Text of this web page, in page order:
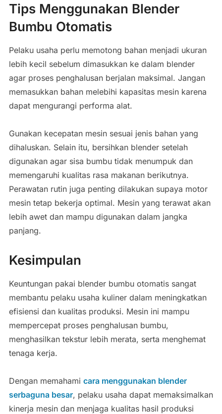
Tips Menggunakan Blender
Bumbu Otomatis
Pelaku usaha perlu memotong bahan menjadi ukuran
lebih kecil sebelum dimasukkan ke dalam blender
agar proses penghalusan berjalan maksimal. Jangan
memasukkan bahan melebihi kapasitas mesin karena
dapat mengurangi performa alat.
Gunakan kecepatan mesin sesuai jenis bahan yang
dihaluskan. Selain itu, bersihkan blender setelah
digunakan agar sisa bumbu tidak menumpuk dan
memengaruhi kualitas rasa makanan berikutnya.
Perawatan rutin juga penting dilakukan supaya motor
mesin tetap bekerja optimal. Mesin yang terawat akan
lebih awet dan mampu digunakan dalam jangka
panjang.
Kesimpulan
Keuntungan pakai blender bumbu otomatis sangat
membantu pelaku usaha kuliner dalam meningkatkan
efisiensi dan kualitas produksi. Mesin ini mampu
mempercepat proses penghalusan bumbu,
menghasilkan tekstur lebih merata, serta menghemat
tenaga kerja.
Dengan memahami cara menggunakan blender
serbaguna besar, pelaku usaha dapat memaksimalkan
kinerja mesin dan menjaga kualitas hasil produksi